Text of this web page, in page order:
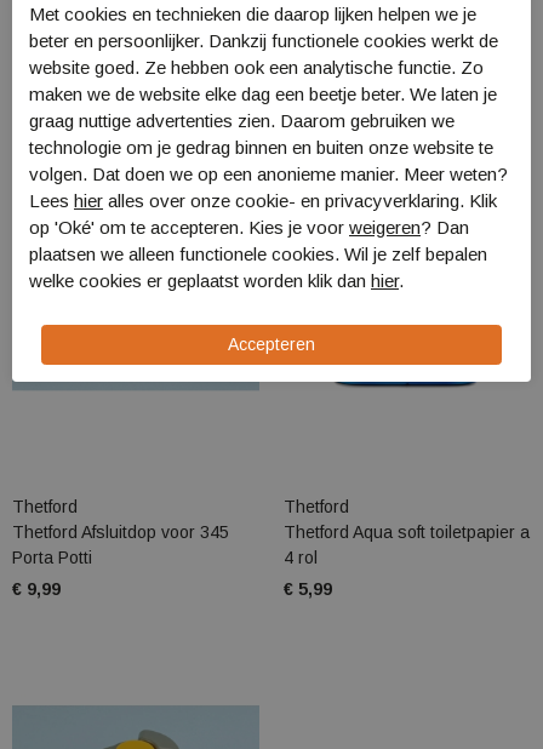
Retourneren
Gerelateerde producten
Thetford
Thetford Afsluitdop voor 345
Porta Potti
€ 9,99
Thetford
Thetford Aqua soft toiletpapier a
4 rol
€ 5,99
Met cookies en technieken die daarop lijken helpen we je
beter en persoonlijker. Dankzij functionele cookies werkt de
website goed. Ze hebben ook een analytische functie. Zo
maken we de website elke dag een beetje beter. We laten je
graag nuttige advertenties zien. Daarom gebruiken we
technologie om je gedrag binnen en buiten onze website te
volgen. Dat doen we op een anonieme manier. Meer weten?
Lees hier alles over onze cookie- en privacyverklaring. Klik
op 'Oké' om te accepteren. Kies je voor weigeren? Dan
plaatsen we alleen functionele cookies. Wil je zelf bepalen
welke cookies er geplaatst worden klik dan hier.